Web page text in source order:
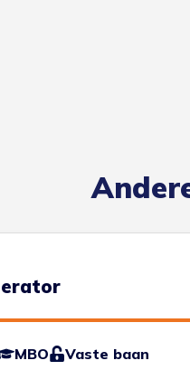
MBO Vaste baan